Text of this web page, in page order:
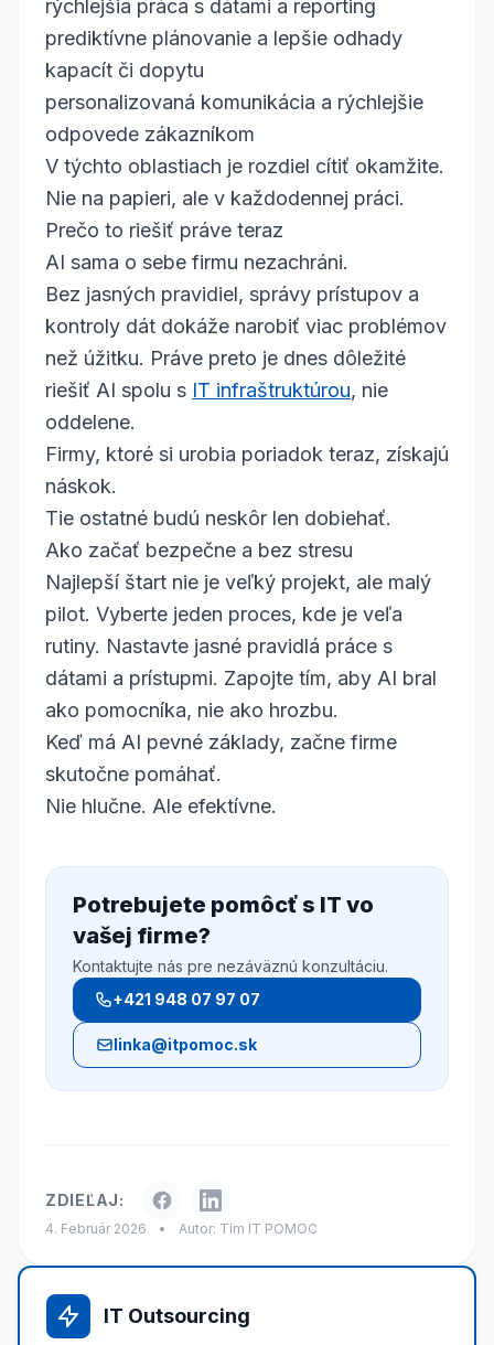
rýchlejšia práca s dátami a reporting
prediktívne plánovanie a lepšie odhady
kapacít či dopytu
personalizovaná komunikácia a rýchlejšie
odpovede zákazníkom
V týchto oblastiach je rozdiel cítiť okamžite.
Nie na papieri, ale v každodennej práci.
Prečo to riešiť práve teraz
AI sama o sebe firmu nezachráni.
Bez jasných pravidiel, správy prístupov a
kontroly dát dokáže narobiť viac problémov
než úžitku. Práve preto je dnes dôležité
riešiť AI spolu s IT infraštruktúrou, nie
oddelene.
Firmy, ktoré si urobia poriadok teraz, získajú
náskok.
Tie ostatné budú neskôr len dobiehať.
Ako začať bezpečne a bez stresu
Najlepší štart nie je veľký projekt, ale malý
pilot. Vyberte jeden proces, kde je veľa
rutiny. Nastavte jasné pravidlá práce s
dátami a prístupmi. Zapojte tím, aby AI bral
ako pomocníka, nie ako hrozbu.
Keď má AI pevné základy, začne firme
skutočne pomáhať.
Nie hlučne. Ale efektívne.
Potrebujete pomôcť s IT vo
vašej firme?
Kontaktujte nás pre nezáväznú konzultáciu.
+421 948 07 97 07
linka@itpomoc.sk
ZDIEĽAJ:
4. Február 2026 • Autor: Tím IT POMOC
IT Outsourcing